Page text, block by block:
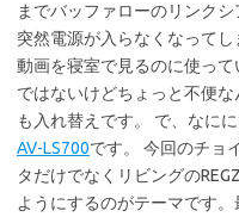
までバッファローのリンク
突然電源が入らなくなって
動画を寝室で見るのに使っ
ではないけどちょっと不便
も入れ替えです。 で、なに
AV-LS700です。 今回のチョ
タだけでなくリビングの
ようにするのがテーマです